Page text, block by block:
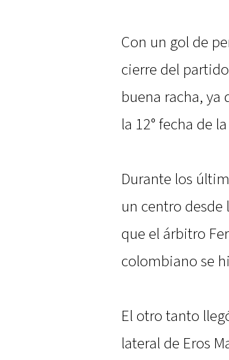
Con un gol de
cierre del
buena racha,
la 12° fecha de
Durante los
un centro
que el árbitro
colombiano se
El otro tanto
lateral de Eros